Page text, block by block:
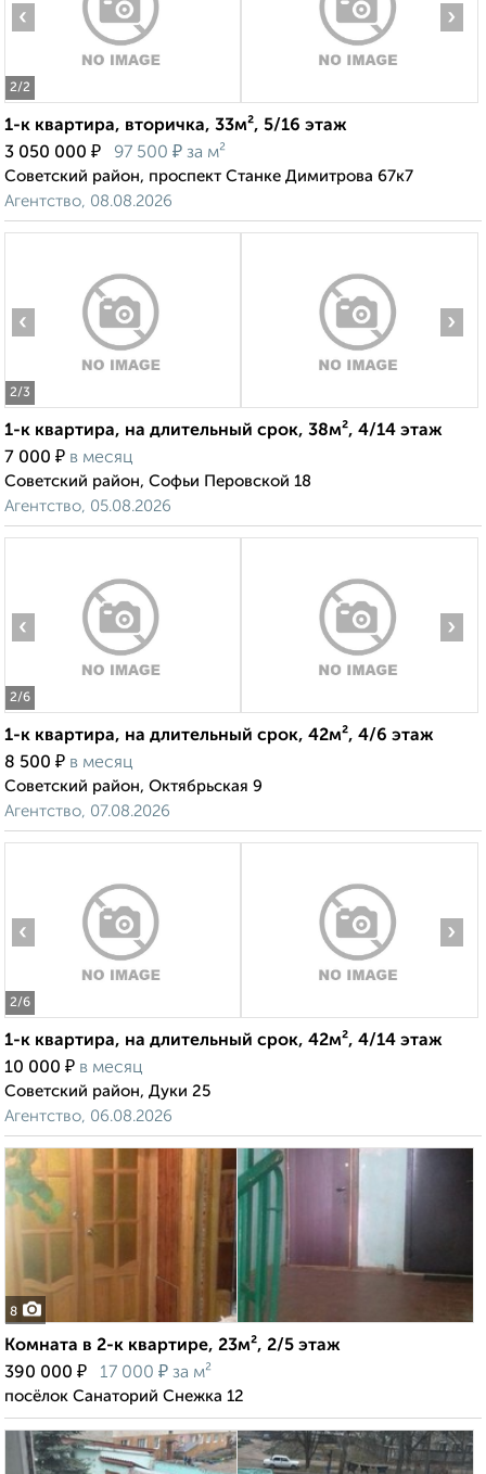
2/2
‹ ›
1-к квартира, вторичка, 33м², 5/16 этаж
3 050 000 ₽ 97 500 ₽ за м²
Советский район, проспект Станке Димитрова 67к7
Агентство, 08.08.2026
2/3
‹ ›
1-к квартира, на длительный срок, 38м², 4/14 этаж
7 000 ₽ в месяц
Советский район, Софьи Перовской 18
Агентство, 05.08.2026
2/6
‹ ›
1-к квартира, на длительный срок, 42м², 4/6 этаж
8 500 ₽ в месяц
Советский район, Октябрьская 9
Агентство, 07.08.2026
2/6
‹ ›
1-к квартира, на длительный срок, 42м², 4/14 этаж
10 000 ₽ в месяц
Советский район, Дуки 25
Агентство, 06.08.2026
8
Комната в 2-к квартире, 23м², 2/5 этаж
390 000 ₽ 17 000 ₽ за м²
посёлок Санаторий Снежка 12